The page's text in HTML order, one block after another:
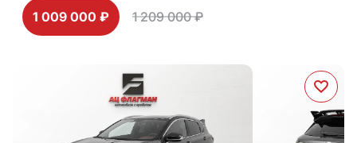
1 009 000 ₽ 1 209 000 ₽